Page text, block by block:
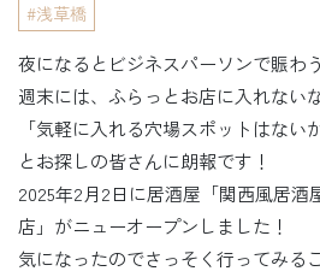
浅草橋
夜になるとビジネスパーソンで賑わ
週末には、ふらっとお店に入れない
「気軽に入れる穴場スポットはない
とお探しの皆さんに朗報です！
2025年2月2日に居酒屋「関西風居酒
店」がニューオープンしました！
気になったのでさっそく行ってみる